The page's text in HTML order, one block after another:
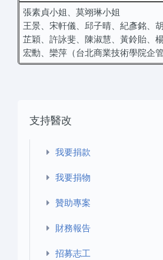
張素貞小姐、莫翊琳小姐
王景、宋軒儀、邱子晴、紀彥銘、
芷穎、許詠斐、陳淑慧、黃鈴貽、
宏勳、欒萍（台北商業技術學院企管
支持醫改
我要捐款
我要捐物
贊助專案
財務報告
招募志工